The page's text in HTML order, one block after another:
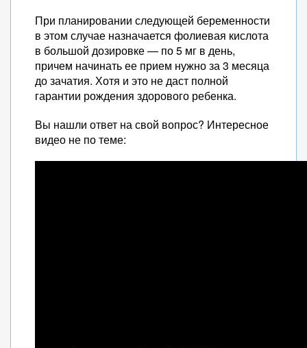
При планировании следующей беременности
в этом случае назначается фолиевая кислота
в большой дозировке — по 5 мг в день,
причем начинать ее прием нужно за 3 месяца
до зачатия. Хотя и это не даст полной
гарантии рождения здорового ребенка.
Вы нашли ответ на свой вопрос? Интересное
видео не по теме: